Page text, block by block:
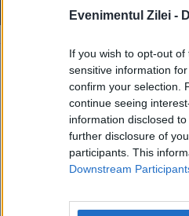
Evenimentul Zilei -
If you wish to opt-out
sensitive information
confirm your selection.
continue seeing
information disclosed
further disclosure of
participants. This
Downstream